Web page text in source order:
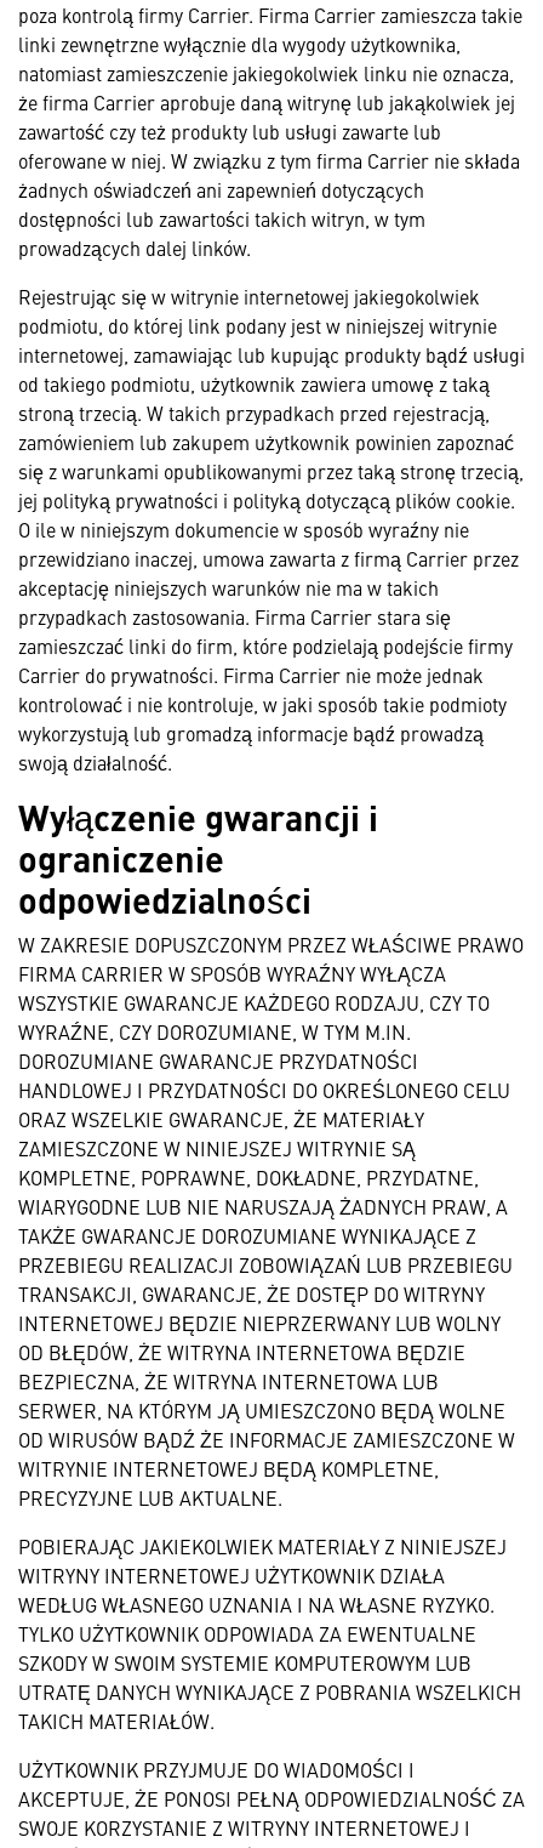
poza kontrolą firmy Carrier. Firma Carrier zamieszcza takie
linki zewnętrzne wyłącznie dla wygody użytkownika,
natomiast zamieszczenie jakiegokolwiek linku nie oznacza,
że firma Carrier aprobuje daną witrynę lub jakąkolwiek jej
zawartość czy też produkty lub usługi zawarte lub
oferowane w niej. W związku z tym firma Carrier nie składa
żadnych oświadczeń ani zapewnień dotyczących
dostępności lub zawartości takich witryn, w tym
prowadzących dalej linków.
Rejestrując się w witrynie internetowej jakiegokolwiek
podmiotu, do której link podany jest w niniejszej witrynie
internetowej, zamawiając lub kupując produkty bądź usługi
od takiego podmiotu, użytkownik zawiera umowę z taką
stroną trzecią. W takich przypadkach przed rejestracją,
zamówieniem lub zakupem użytkownik powinien zapoznać
się z warunkami opublikowanymi przez taką stronę trzecią,
jej polityką prywatności i polityką dotyczącą plików cookie.
O ile w niniejszym dokumencie w sposób wyraźny nie
przewidziano inaczej, umowa zawarta z firmą Carrier przez
akceptację niniejszych warunków nie ma w takich
przypadkach zastosowania. Firma Carrier stara się
zamieszczać linki do firm, które podzielają podejście firmy
Carrier do prywatności. Firma Carrier nie może jednak
kontrolować i nie kontroluje, w jaki sposób takie podmioty
wykorzystują lub gromadzą informacje bądź prowadzą
swoją działalność.
Wyłączenie gwarancji i
ograniczenie
odpowiedzialności
W ZAKRESIE DOPUSZCZONYM PRZEZ WŁAŚCIWE PRAWO
FIRMA CARRIER W SPOSÓB WYRAŹNY WYŁĄCZA
WSZYSTKIE GWARANCJE KAŻDEGO RODZAJU, CZY TO
WYRAŹNE, CZY DOROZUMIANE, W TYM M.IN.
DOROZUMIANE GWARANCJE PRZYDATNOŚCI
HANDLOWEJ I PRZYDATNOŚCI DO OKREŚLONEGO CELU
ORAZ WSZELKIE GWARANCJE, ŻE MATERIAŁY
ZAMIESZCZONE W NINIEJSZEJ WITRYNIE SĄ
KOMPLETNE, POPRAWNE, DOKŁADNE, PRZYDATNE,
WIARYGODNE LUB NIE NARUSZAJĄ ŻADNYCH PRAW, A
TAKŻE GWARANCJE DOROZUMIANE WYNIKAJĄCE Z
PRZEBIEGU REALIZACJI ZOBOWIĄZAŃ LUB PRZEBIEGU
TRANSAKCJI, GWARANCJE, ŻE DOSTĘP DO WITRYNY
INTERNETOWEJ BĘDZIE NIEPRZERWANY LUB WOLNY
OD BŁĘDÓW, ŻE WITRYNA INTERNETOWA BĘDZIE
BEZPIECZNA, ŻE WITRYNA INTERNETOWA LUB
SERWER, NA KTÓRYM JĄ UMIESZCZONO BĘDĄ WOLNE
OD WIRUSÓW BĄDŹ ŻE INFORMACJE ZAMIESZCZONE W
WITRYNIE INTERNETOWEJ BĘDĄ KOMPLETNE,
PRECYZYJNE LUB AKTUALNE.
POBIERAJĄC JAKIEKOLWIEK MATERIAŁY Z NINIEJSZEJ
WITRYNY INTERNETOWEJ UŻYTKOWNIK DZIAŁA
WEDŁUG WŁASNEGO UZNANIA I NA WŁASNE RYZYKO.
TYLKO UŻYTKOWNIK ODPOWIADA ZA EWENTUALNE
SZKODY W SWOIM SYSTEMIE KOMPUTEROWYM LUB
UTRATĘ DANYCH WYNIKAJĄCE Z POBRANIA WSZELKICH
TAKICH MATERIAŁÓW.
UŻYTKOWNIK PRZYJMUJE DO WIADOMOŚCI I
AKCEPTUJE, ŻE PONOSI PEŁNĄ ODPOWIEDZIALNOŚĆ ZA
SWOJE KORZYSTANIE Z WITRYNY INTERNETOWEJ I